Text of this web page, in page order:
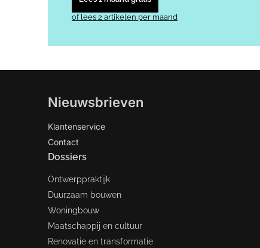
of lees 2 artikelen per maand
Nieuwsbrieven
Klantenservice
Contact
Dossiers
Ontwerppraktijk
Duurzaam bouwen
Woningbouw
Maatschappij en cultuur
Renovatie en transformatie